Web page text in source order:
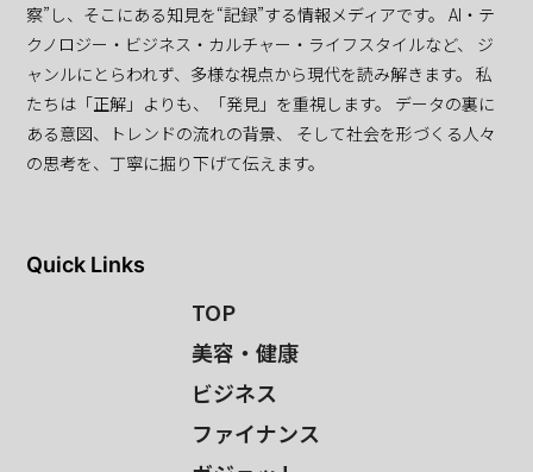
察”し、そこにある知見を“記録”する情報メディアです。 AI・テ
クノロジー・ビジネス・カルチャー・ライフスタイルなど、 ジ
ャンルにとらわれず、多様な視点から現代を読み解きます。 私
たちは「正解」よりも、「発見」を重視します。 データの裏に
ある意図、トレンドの流れの背景、 そして社会を形づくる人々
の思考を、丁寧に掘り下げて伝えます。
Quick Links
TOP
美容・健康
ビジネス
ファイナンス